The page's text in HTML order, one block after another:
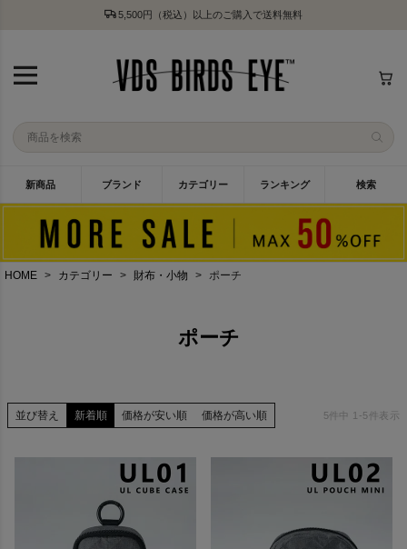
5,500円（税込）以上のご購入で送料無料
新商品 ブランド カテゴリー ランキング 検索
HOME カテゴリー 財布・小物 ポーチ
ポーチ
並び替え 新着順 価格が安い順 価格が高い順 5件中 1 -5 件表示